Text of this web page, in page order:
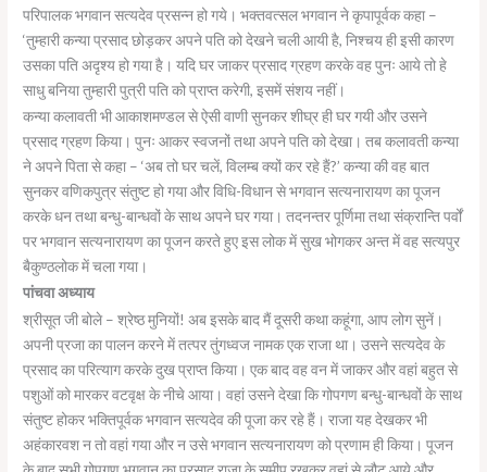
परिपालक भगवान सत्यदेव प्रसन्न हो गये। भक्तवत्सल भगवान ने कृपापूर्वक कहा –
‘तुम्हारी कन्या प्रसाद छोड़कर अपने पति को देखने चली आयी है, निश्चय ही इसी कारण
उसका पति अदृश्य हो गया है। यदि घर जाकर प्रसाद ग्रहण करके वह पुनः आये तो हे
साधु बनिया तुम्हारी पुत्री पति को प्राप्त करेगी, इसमें संशय नहीं।
कन्या कलावती भी आकाशमण्डल से ऐसी वाणी सुनकर शीघ्र ही घर गयी और उसने
प्रसाद ग्रहण किया। पुनः आकर स्वजनों तथा अपने पति को देखा। तब कलावती कन्या
ने अपने पिता से कहा – ‘अब तो घर चलें, विलम्ब क्यों कर रहे हैं?’ कन्या की वह बात
सुनकर वणिकपुत्र संतुष्ट हो गया और विधि-विधान से भगवान सत्यनारायण का पूजन
करके धन तथा बन्धु-बान्धवों के साथ अपने घर गया। तदनन्तर पूर्णिमा तथा संक्रान्ति पर्वों
पर भगवान सत्यनारायण का पूजन करते हुए इस लोक में सुख भोगकर अन्त में वह सत्यपुर
बैकुण्ठलोक में चला गया।
पांचवा अध्याय
श्रीसूत जी बोले – श्रेष्ठ मुनियों! अब इसके बाद मैं दूसरी कथा कहूंगा, आप लोग सुनें।
अपनी प्रजा का पालन करने में तत्पर तुंगध्वज नामक एक राजा था। उसने सत्यदेव के
प्रसाद का परित्याग करके दुख प्राप्त किया। एक बाद वह वन में जाकर और वहां बहुत से
पशुओं को मारकर वटवृक्ष के नीचे आया। वहां उसने देखा कि गोपगण बन्धु-बान्धवों के साथ
संतुष्ट होकर भक्तिपूर्वक भगवान सत्यदेव की पूजा कर रहे हैं। राजा यह देखकर भी
अहंकारवश न तो वहां गया और न उसे भगवान सत्यनारायण को प्रणाम ही किया। पूजन